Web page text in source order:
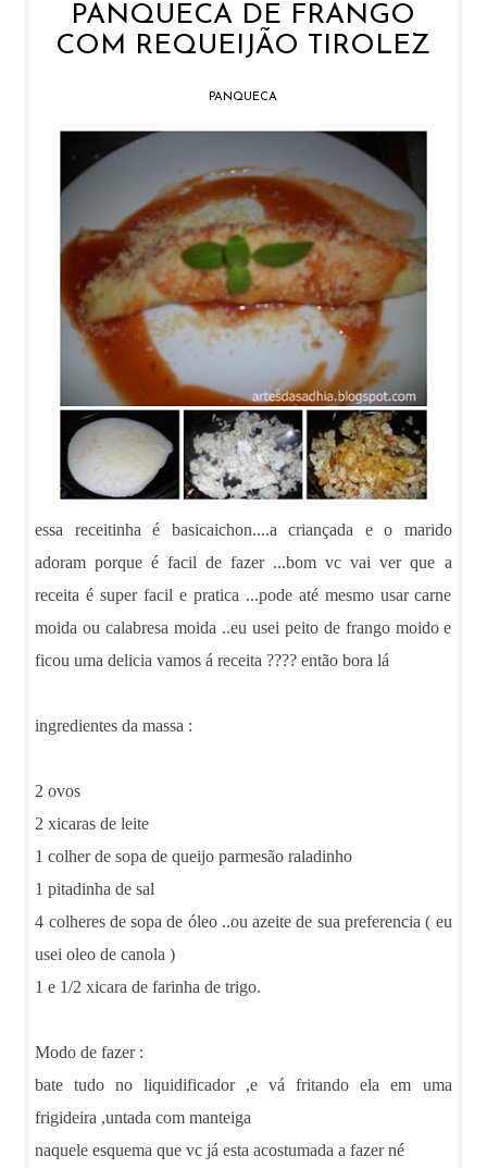
PANQUECA DE FRANGO
COM REQUEIJÃO TIROLEZ
PANQUECA
essa receitinha é basicaichon....a criançada e o marido
adoram porque é facil de fazer ...bom vc vai ver que a
receita é super facil e pratica ...pode até mesmo usar carne
moida ou calabresa moida ..eu usei peito de frango moido e
ficou uma delicia vamos á receita ???? então bora lá
ingredientes da massa :
2 ovos
2 xicaras de leite
1 colher de sopa de queijo parmesão raladinho
1 pitadinha de sal
4 colheres de sopa de óleo ..ou azeite de sua preferencia ( eu
usei oleo de canola )
1 e 1/2 xicara de farinha de trigo.
Modo de fazer :
bate tudo no liquidificador ,e vá fritando ela em uma
frigideira ,untada com manteiga
naquele esquema que vc já esta acostumada a fazer né